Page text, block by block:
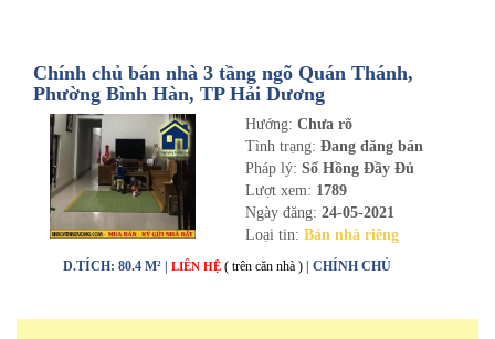
Chính chủ bán nhà 3 tầng ngõ Quán Thánh,
Phường Bình Hàn, TP Hải Dương
Hướng: Chưa rõ
Tình trạng: Đang đăng bán
Pháp lý: Sổ Hồng Đầy Đủ
Lượt xem: 1789
Ngày đăng: 24-05-2021
Loại tin: Bán nhà riêng
D.TÍCH: 80.4 M² | LIÊN HỆ ( trên căn nhà ) | CHÍNH CHỦ